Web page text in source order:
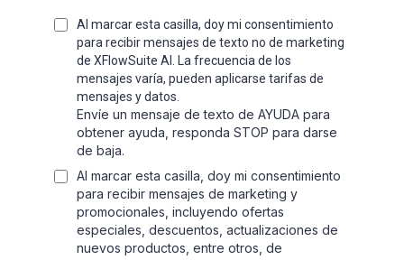
Al marcar esta casilla, doy mi consentimiento
para recibir mensajes de texto no de marketing
de XFlowSuite AI. La frecuencia de los
mensajes varía, pueden aplicarse tarifas de
mensajes y datos.
Envíe un mensaje de texto de AYUDA para
obtener ayuda, responda STOP para darse
de baja.
Al marcar esta casilla, doy mi consentimiento
para recibir mensajes de marketing y
promocionales, incluyendo ofertas
especiales, descuentos, actualizaciones de
nuevos productos, entre otros, de